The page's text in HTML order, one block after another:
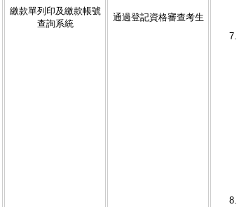
繳款單列印及繳款帳號
查詢系統
通過登記資格審查考生